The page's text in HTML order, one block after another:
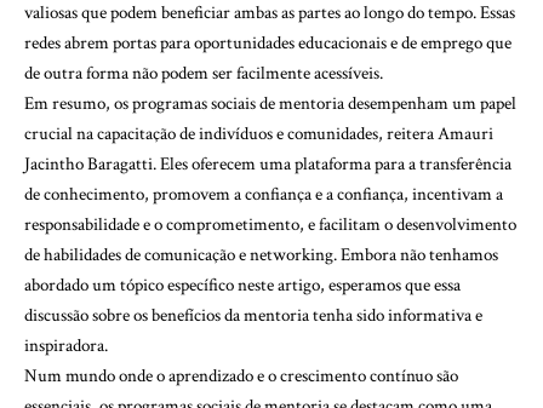
valiosas que podem beneficiar ambas as partes ao longo do tempo. Essas
redes abrem portas para oportunidades educacionais e de emprego que
de outra forma não podem ser facilmente acessíveis.
Em resumo, os programas sociais de mentoria desempenham um papel
crucial na capacitação de indivíduos e comunidades, reitera Amauri
Jacintho Baragatti. Eles oferecem uma plataforma para a transferência
de conhecimento, promovem a confiança e a confiança, incentivam a
responsabilidade e o comprometimento, e facilitam o desenvolvimento
de habilidades de comunicação e networking. Embora não tenhamos
abordado um tópico específico neste artigo, esperamos que essa
discussão sobre os benefícios da mentoria tenha sido informativa e
inspiradora.
Num mundo onde o aprendizado e o crescimento contínuo são